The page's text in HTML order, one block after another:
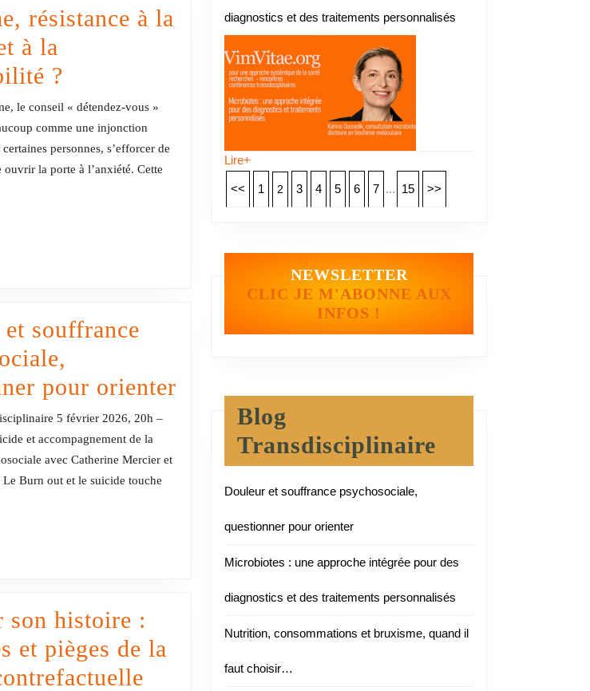
majeur
de
santé
publique
?
résistance à la
à la
?
résistance
à
la
?
le conseil « détendez-vous »
comme une injonction
personnes, s’efforcer de
ouvrir la porte à l’anxiété. Cette
souffrance
pour orienter
souffrance
psychosociale,
questionner
orienter
5 février 2026, 20h –
et accompagnement de la
avec Catherine Mercier et
Le Burn out et le suicide touche
son histoire :
et pièges de la
Ruminer
diagnostics et des traitements personnalisés
Lire+
<< 1 2 3 4 5 6 7 ... 15 >>
NEWSLETTER
CLIC JE M'ABONNE AUX
INFOS !
Blog
Transdisciplinaire
Douleur et souffrance psychosociale,
questionner pour orienter
Microbiotes : une approche intégrée pour des
diagnostics et des traitements personnalisés
Nutrition, consommations et bruxisme, quand il
faut choisir…